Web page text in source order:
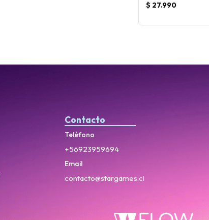
$ 27.990
Contacto
Teléfono
+56923959694
Email
contacto@stargames.cl